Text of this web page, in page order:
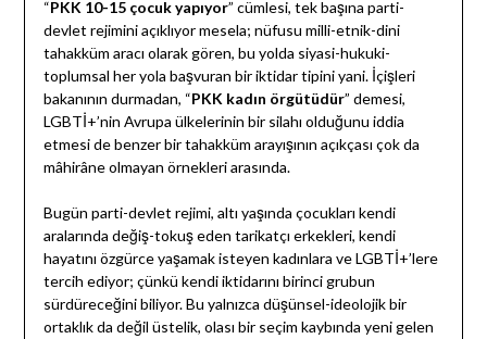
“PKK 10-15 çocuk yapıyor” cümlesi, tek başına parti-
devlet rejimini açıklıyor mesela; nüfusu milli-etnik-dini
tahakküm aracı olarak gören, bu yolda siyasi-hukuki-
toplumsal her yola başvuran bir iktidar tipini yani. İçişleri
bakanının durmadan, “PKK kadın örgütüdür” demesi,
LGBTİ+’nin Avrupa ülkelerinin bir silahı olduğunu iddia
etmesi de benzer bir tahakküm arayışının açıkçası çok da
mâhirâne olmayan örnekleri arasında.
Bugün parti-devlet rejimi, altı yaşında çocukları kendi
aralarında değiş-tokuş eden tarikatçı erkekleri, kendi
hayatını özgürce yaşamak isteyen kadınlara ve LGBTİ+’lere
tercih ediyor; çünkü kendi iktidarını birinci grubun
sürdüreceğini biliyor. Bu yalnızca düşünsel-ideolojik bir
ortaklık da değil üstelik, olası bir seçim kaybında yeni gelen